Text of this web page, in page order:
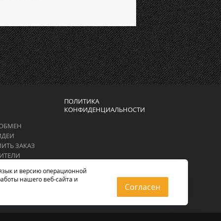
ЗАКАЗ
ПОЛИТИКА
КОНФИДЕНЦИАЛЬНОСТИ
и версию операционной
нашего веб-сайта и
Согласен